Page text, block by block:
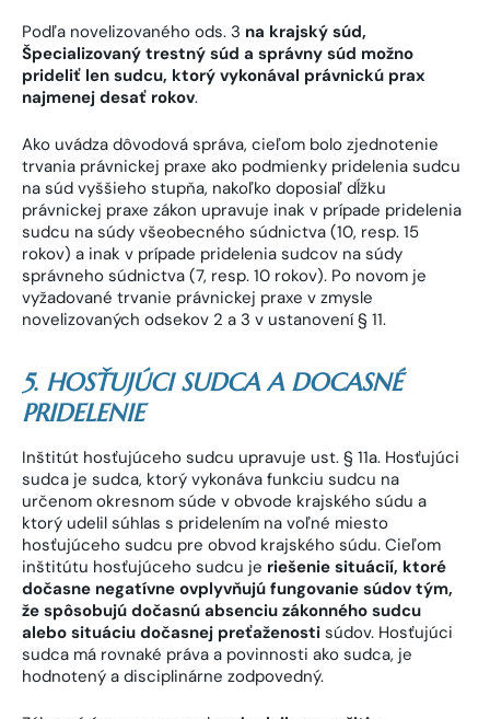
Podľa novelizovaného ods. 3 na krajský súd,
Špecializovaný trestný súd a správny súd možno
prideliť len sudcu, ktorý vykonával právnickú prax
najmenej desať rokov.
Ako uvádza dôvodová správa, cieľom bolo zjednotenie
trvania právnickej praxe ako podmienky pridelenia sudcu
na súd vyššieho stupňa, nakoľko doposiaľ dĺžku
právnickej praxe zákon upravuje inak v prípade pridelenia
sudcu na súdy všeobecného súdnictva (10, resp. 15
rokov) a inak v prípade pridelenia sudcov na súdy
správneho súdnictva (7, resp. 10 rokov). Po novom je
vyžadované trvanie právnickej praxe v zmysle
novelizovaných odsekov 2 a 3 v ustanovení § 11.
5. HOSŤUJÚCI SUDCA A DOCASNÉ
PRIDELENIE
Inštitút hosťujúceho sudcu upravuje ust. § 11a. Hosťujúci
sudca je sudca, ktorý vykonáva funkciu sudcu na
určenom okresnom súde v obvode krajského súdu a
ktorý udelil súhlas s pridelením na voľné miesto
hosťujúceho sudcu pre obvod krajského súdu. Cieľom
inštitútu hosťujúceho sudcu je riešenie situácií, ktoré
dočasne negatívne ovplyvňujú fungovanie súdov tým,
že spôsobujú dočasnú absenciu zákonného sudcu
alebo situáciu dočasnej preťaženosti súdov. Hosťujúci
sudca má rovnaké práva a povinnosti ako sudca, je
hodnotený a disciplinárne zodpovedný.